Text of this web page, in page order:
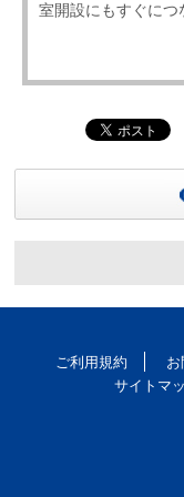
室開設にもすぐにつ
ご利用規約
サイトマ